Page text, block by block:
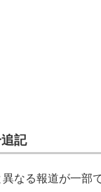
記
なる報道が一部